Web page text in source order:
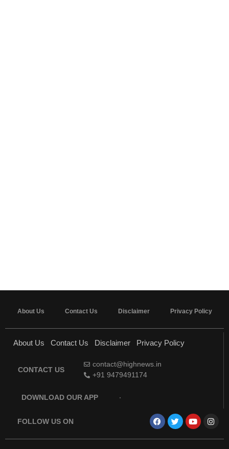
About Us Contact Us Disclaimer Privacy Policy
About Us Contact Us Disclaimer Privacy Policy
CONTACT US
contact@highnews.in
+91 9479491174
DOWNLOAD OUR APP
FOLLOW US ON